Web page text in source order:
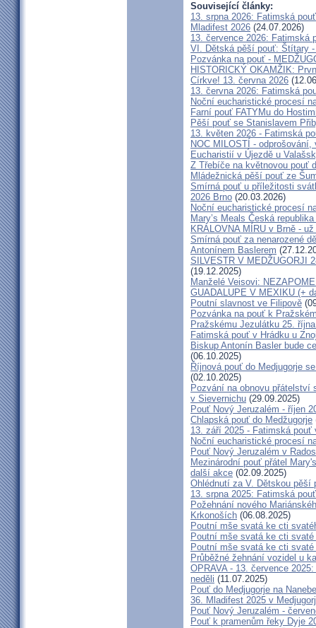
Související články:
13. srpna 2026: Fatimská
Mladifest 2026 (24.07.2026)
13. července 2026: Fatimská
VI. Dětská pěší pouť: Štítary
Pozvánka na pouť -
HISTORICKÝ OKAMŽIK:
Církve! 13. června 2026
13. června 2026: Fatimská
Noční eucharistické procesí
Farní pouť FATYMu do
Pěší pouť se Stanislavem
13. květen 2026 - Fatimská
NOC MILOSTÍ -
Eucharistií v Újezdě u
Z Třebíče na květnovou pouť
Mládežnická pěší pouť ze
Smírná pouť u příležitosti
2026 Brno (20.03.2026)
Noční eucharistické procesí
Mary’s Meals Česká
KRÁLOVNA MÍRU v Brně -
Smírná pouť za nenarozené
Antonínem Baslerem
SILVESTR V MEDŽUGORJI
(19.12.2025)
Manželé Veisovi:
GUADALUPE V MEXIKU (+
Poutní slavnost ve Filipově
Pozvánka na pouť k
Pražskému Jezulátku 25.
Fatimská pouť v Hrádku u
Biskup Antonín Basler bude
(06.10.2025)
Říjnová pouť do Medjugorje
(02.10.2025)
Pozvání na obnovu přátelství
v Sievernichu (29.09.2025)
Pouť Nový Jeruzalém - říjen
Chlapská pouť do Medžugorje
13. září 2025 - Fatimská pouť
Noční eucharistické procesí
Pouť Nový Jeruzalém v
Mezinárodní pouť přátel
další akce (02.09.2025)
Ohlédnutí za V. Dětskou pěší
13. srpna 2025: Fatimská
Požehnání nového
Krkonoších (06.08.2025)
Poutní mše svatá ke cti
Poutní mše svatá ke cti
Poutní mše svatá ke cti
Průběžné žehnání vozidel u
OPRAVA - 13. července
neděli (11.07.2025)
Pouť do Medjugorje na
36. Mladifest 2025 v
Pouť Nový Jeruzalém -
Pouť k pramenům řeky Dyje